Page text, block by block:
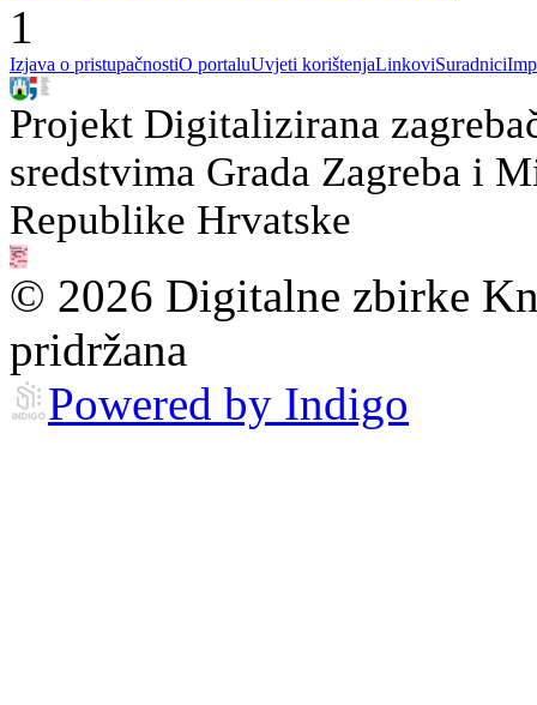
1
Izjava o pristupačnostiO portaluUvjeti korištenjaLinkoviSuradnici
Projekt Digitalizirana
sredstvima Grada Zagreba i
Republike Hrvatske
© 2026 Digitalne zbirke
pridržana
Powered by Indigo